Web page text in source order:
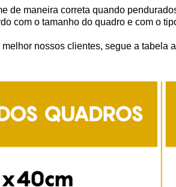
de maneira correta quando
com o tamanho do quadro e com o
nossos clientes, segue a tabela